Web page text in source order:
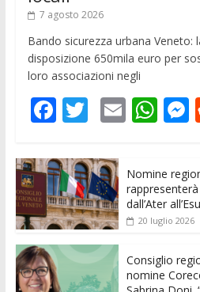
7 agosto 2026
Bando sicurezza urbana Veneto:
disposizione 650mila euro per
loro associazioni negli
F
e
b
o
o
k
T
itt
er
E
l
W
s
A
p
p
Nomine
dall’Ater
20 luglio 2026
Consiglio
nomine